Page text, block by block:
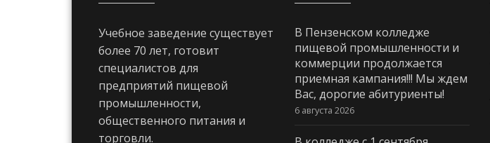
Учебное заведение существует
более 70 лет, готовит
специалистов для
предприятий пищевой
промышленности,
общественного питания и
торговли.
В Пензенском колледже
пищевой промышленности и
коммерции продолжается
приемная кампания!!! Мы ждем
Вас, дорогие абитуриенты!
6 августа 2026